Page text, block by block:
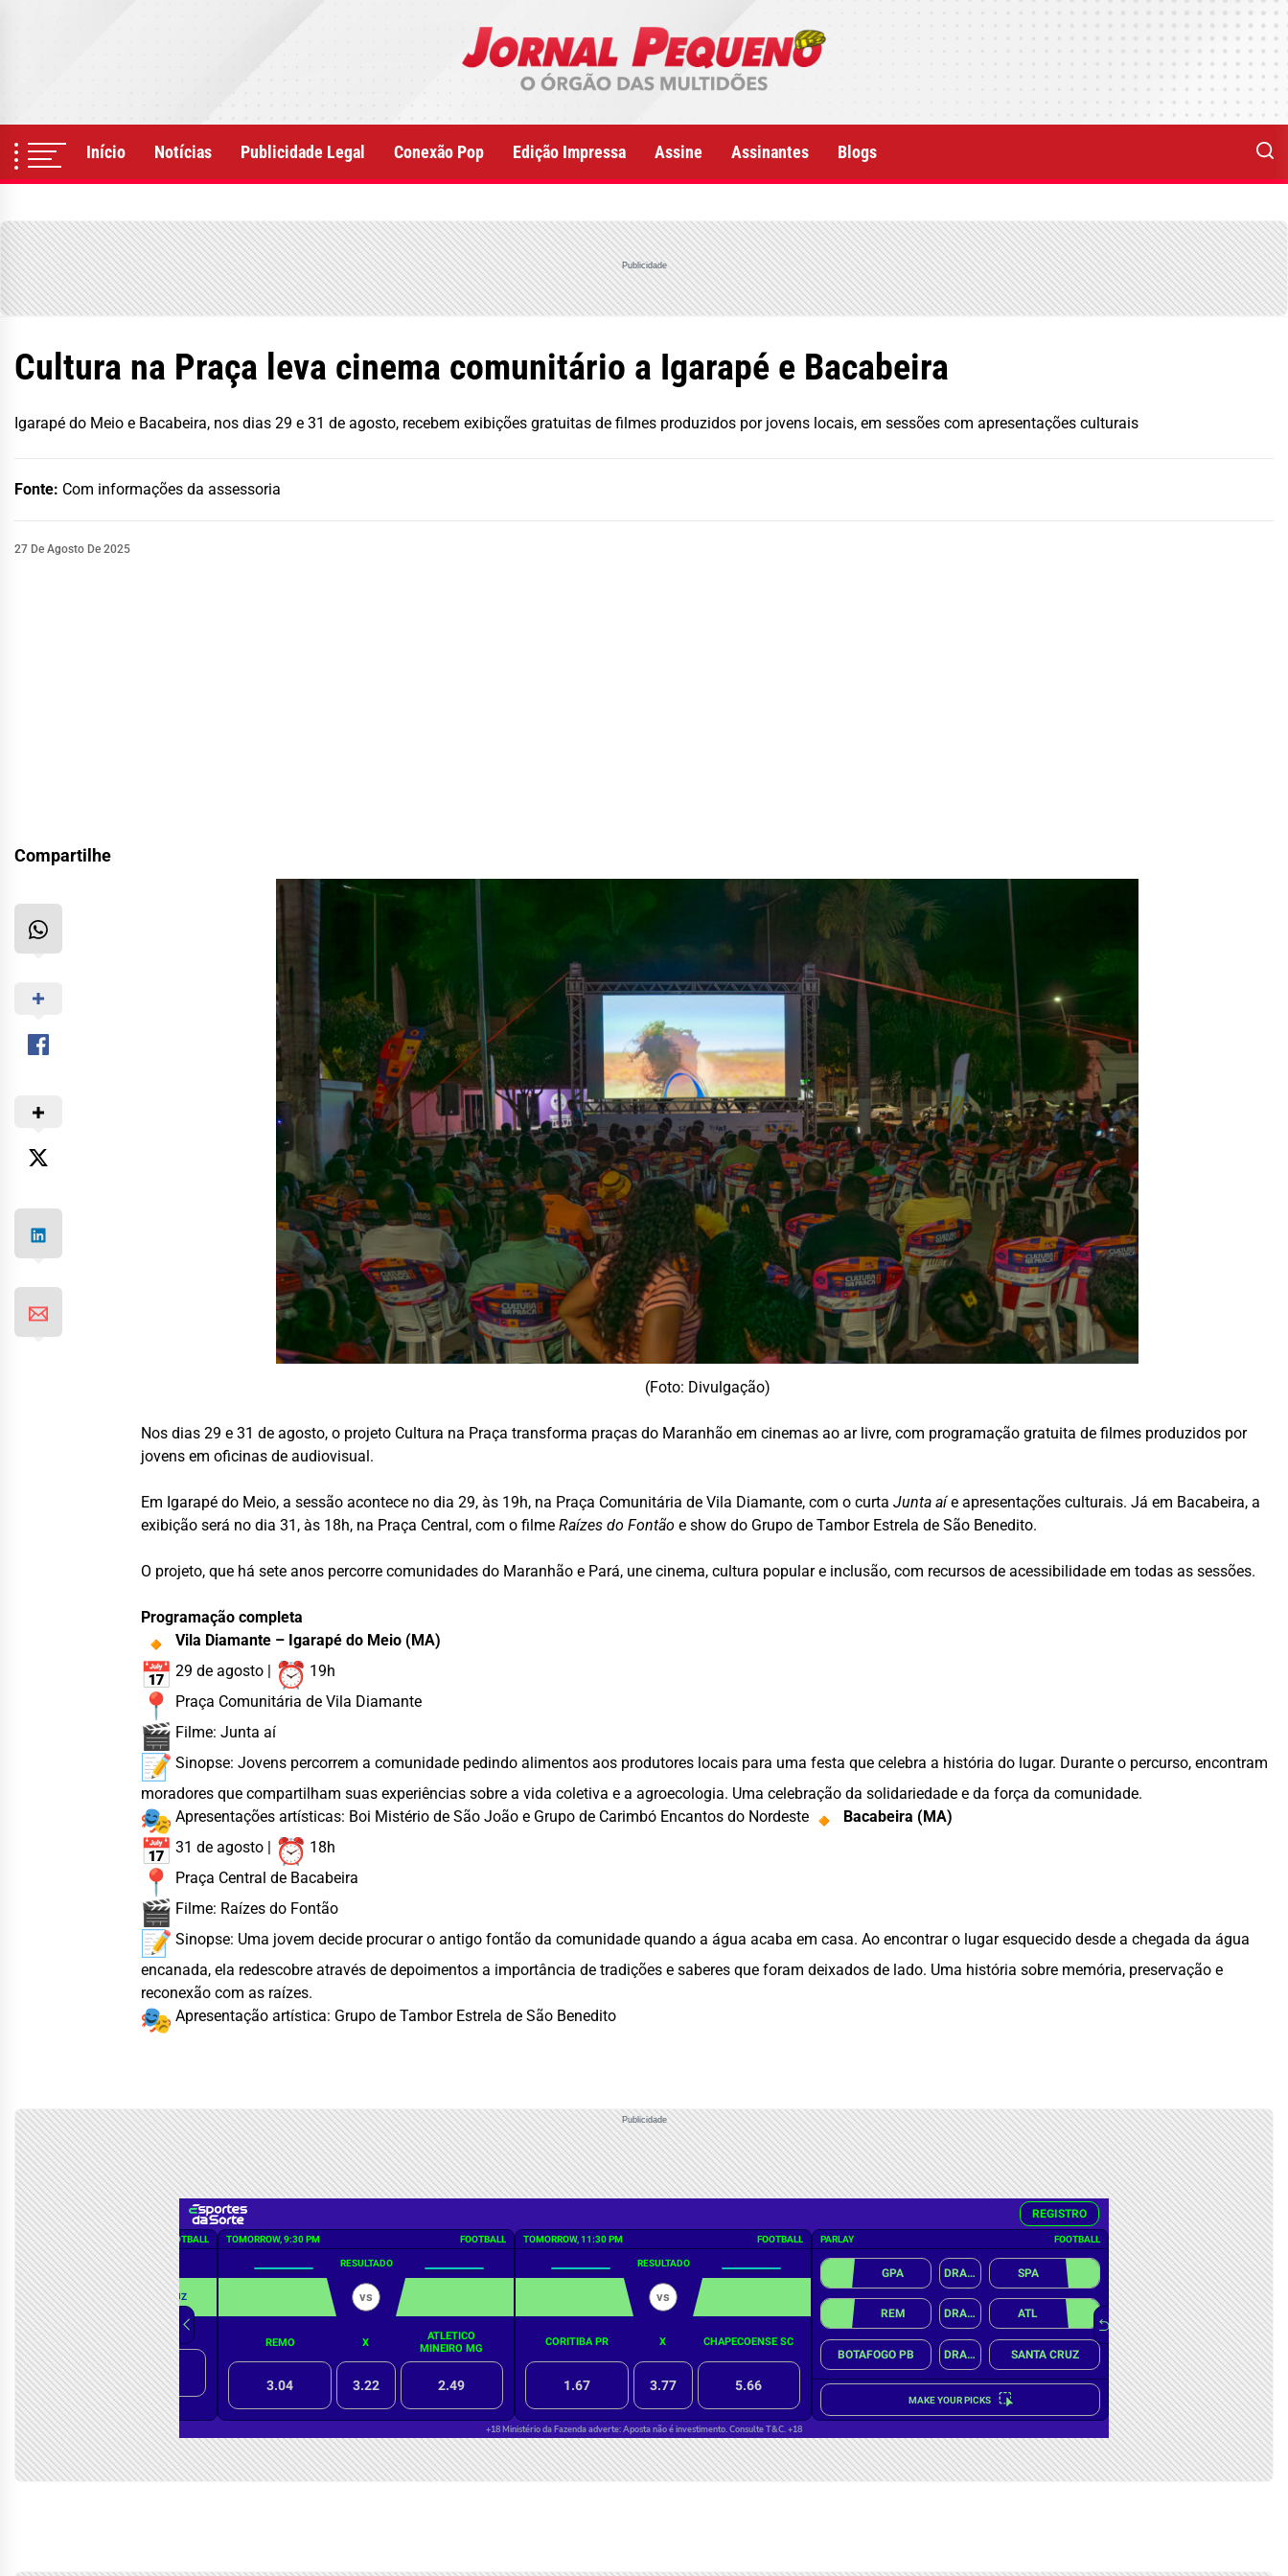
Início Notícias Publicidade Legal Conexão Pop Edição Impressa Assine Assinantes Blogs
Publicidade
Cultura na Praça leva cinema comunitário a Igarapé e Bacabeira
Igarapé do Meio e Bacabeira, nos dias 29 e 31 de agosto, recebem exibições gratuitas de filmes produzidos por jovens locais, em sessões com apresentações culturais
Fonte: Com informações da assessoria
27 De Agosto De 2025
Compartilhe
(Foto: Divulgação)
Nos dias 29 e 31 de agosto, o projeto Cultura na Praça transforma praças do Maranhão em cinemas ao ar livre, com programação gratuita de filmes produzidos por
jovens em oficinas de audiovisual.
Em Igarapé do Meio, a sessão acontece no dia 29, às 19h, na Praça Comunitária de Vila Diamante, com o curtaJunta aíe apresentações culturais. Já em Bacabeira, a
exibição será no dia 31, às 18h, na Praça Central, com o filmeRaízes do Fontão e show do Grupo de Tambor Estrela de São Benedito.
O projeto, que há sete anos percorre comunidades do Maranhão e Pará, une cinema, cultura popular e inclusão, com recursos de acessibilidade em todas as sessões.
Programação completa
Vila Diamante – Igarapé do Meio (MA)
29 de agosto |
19h
Praça Comunitária de Vila Diamante
Filme: Junta aí
Sinopse: Jovens percorrem a comunidade pedindo alimentos aos produtores locais para uma festa que celebra a história do lugar. Durante o percurso, encontram
moradores que compartilham suas experiências sobre a vida coletiva e a agroecologia. Uma celebração da solidariedade e da força da comunidade.
Apresentações artísticas: Boi Mistério de São João e Grupo de Carimbó Encantos do Nordeste
Bacabeira (MA)
31 de agosto |
18h
Praça Central de Bacabeira
Filme: Raízes do Fontão
Sinopse: Uma jovem decide procurar o antigo fontão da comunidade quando a água acaba em casa. Ao encontrar o lugar esquecido desde a chegada da água
encanada, ela redescobre através de depoimentos a importância de tradições e saberes que foram deixados de lado. Uma história sobre memória, preservação e
reconexão com as raízes.
Apresentação artística: Grupo de Tambor Estrela de São Benedito
Publicidade